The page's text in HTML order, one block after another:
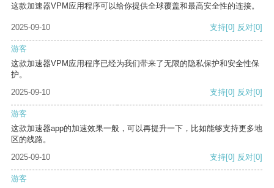
这款加速器VPM应用程序可以给你提供全球覆盖和最高安全性的连接。
2025-09-10 支持[0] 反对[0]
游客
这款加速器VPM应用程序已经为我们带来了无限的隐私保护和安全性保
护。
2025-09-10
支持[0] 反对[0]
游客
这款加速器app的加速效果一般，可以再提升一下，比如能够支持更多地
区的线路。
2025-09-10
支持[0] 反对[0]
游客